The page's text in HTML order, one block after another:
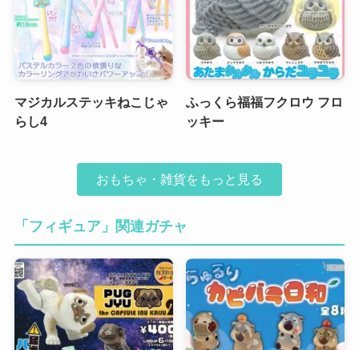
マジカルステッキねこじゃ
らし4
ふっくら福福フクロウ フロ
ッキー
おもちゃ・雑貨をもっと見る
「フィギュア」関連ガチャ